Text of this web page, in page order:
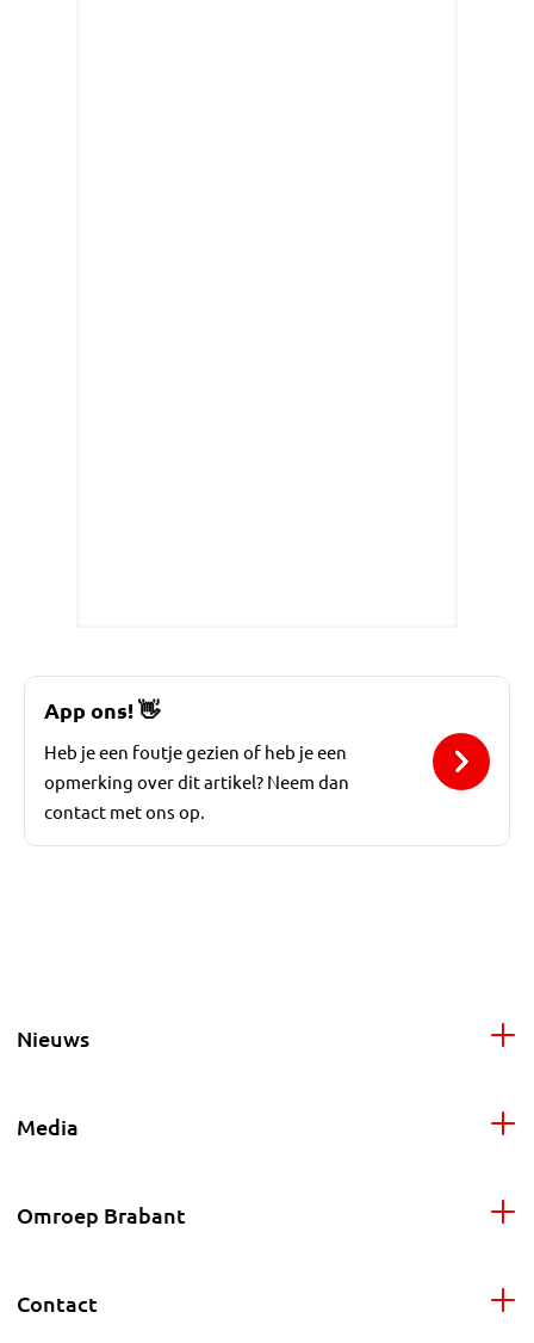
App ons!👋
Heb je een foutje gezien of heb je een
opmerking over dit artikel? Neem dan
contact met ons op.
Nieuws
Media
Omroep Brabant
Contact